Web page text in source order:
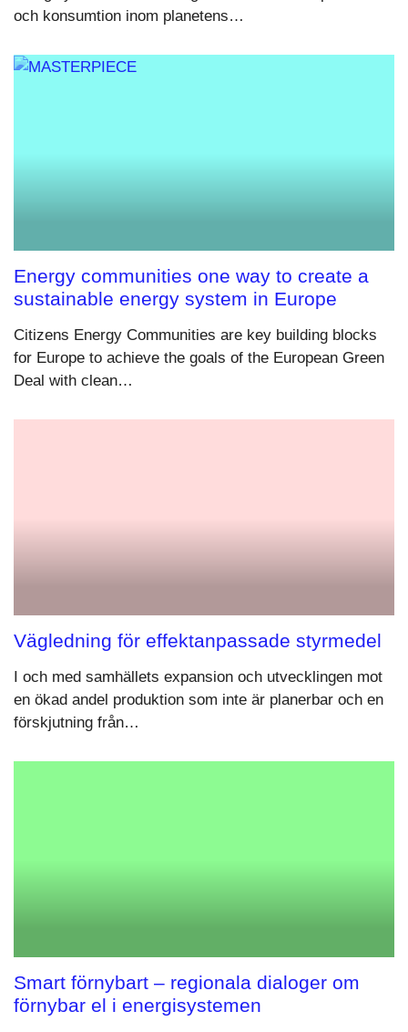
och konsumtion inom planetens…
Energy communities one way to create a
sustainable energy system in Europe
Citizens Energy Communities are key building blocks
for Europe to achieve the goals of the European Green
Deal with clean…
Vägledning för effektanpassade styrmedel
I och med samhällets expansion och utvecklingen mot
en ökad andel produktion som inte är planerbar och en
förskjutning från…
Smart förnybart – regionala dialoger om
förnybar el i energisystemen